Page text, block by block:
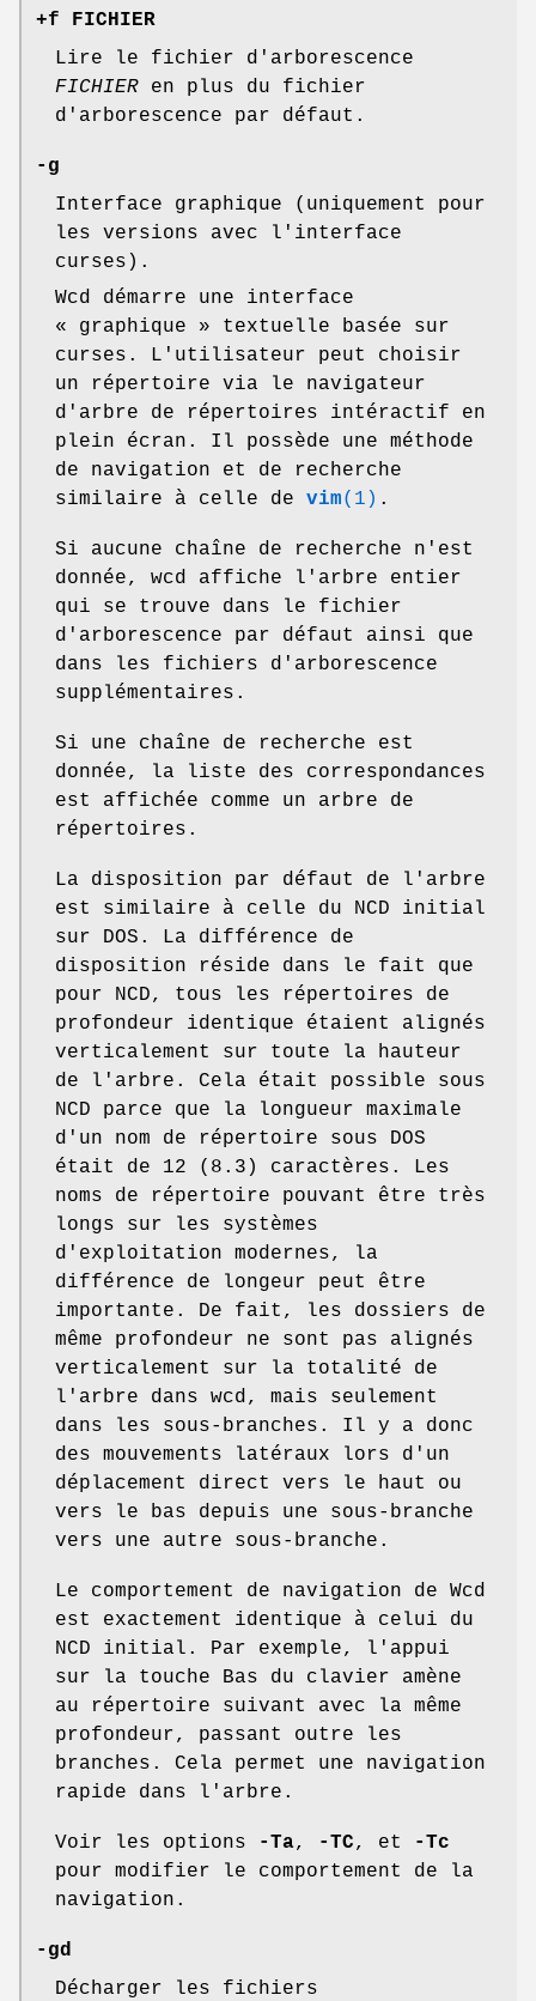
+f FICHIER
Lire le fichier d'arborescence
FICHIER en plus du fichier
d'arborescence par défaut.
-g
Interface graphique (uniquement pour
les versions avec l'interface
curses).
Wcd démarre une interface
« graphique » textuelle basée sur
curses. L'utilisateur peut choisir
un répertoire via le navigateur
d'arbre de répertoires intéractif en
plein écran. Il possède une méthode
de navigation et de recherche
similaire à celle de vim(1) .
Si aucune chaîne de recherche n'est
donnée, wcd affiche l'arbre entier
qui se trouve dans le fichier
d'arborescence par défaut ainsi que
dans les fichiers d'arborescence
supplémentaires.
Si une chaîne de recherche est
donnée, la liste des correspondances
est affichée comme un arbre de
répertoires.
La disposition par défaut de l'arbre
est similaire à celle du NCD initial
sur DOS. La différence de
disposition réside dans le fait que
pour NCD, tous les répertoires de
profondeur identique étaient alignés
verticalement sur toute la hauteur
de l'arbre. Cela était possible sous
NCD parce que la longueur maximale
d'un nom de répertoire sous DOS
était de 12 (8.3) caractères. Les
noms de répertoire pouvant être très
longs sur les systèmes
d'exploitation modernes, la
différence de longeur peut être
importante. De fait, les dossiers de
même profondeur ne sont pas alignés
verticalement sur la totalité de
l'arbre dans wcd, mais seulement
dans les sous-branches. Il y a donc
des mouvements latéraux lors d'un
déplacement direct vers le haut ou
vers le bas depuis une sous-branche
vers une autre sous-branche.
Le comportement de navigation de Wcd
est exactement identique à celui du
NCD initial. Par exemple, l'appui
sur la touche Bas du clavier amène
au répertoire suivant avec la même
profondeur, passant outre les
branches. Cela permet une navigation
rapide dans l'arbre.
Voir les options -Ta, -TC, et
-Tc
pour modifier le comportement de la
navigation.
-gd
Décharger les fichiers